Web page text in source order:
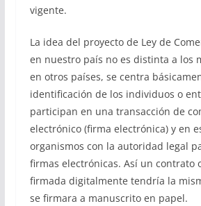
vigente.
La idea del proyecto de Ley de
en nuestro país no es distinta a los
en otros países, se centra
identificación de los individuos o
participan en una transacción de
electrónico (firma electrónica) y en
organismos con la autoridad legal
firmas electrónicas. Así un contrato
firmada digitalmente tendría la
se firmara a manuscrito en papel.